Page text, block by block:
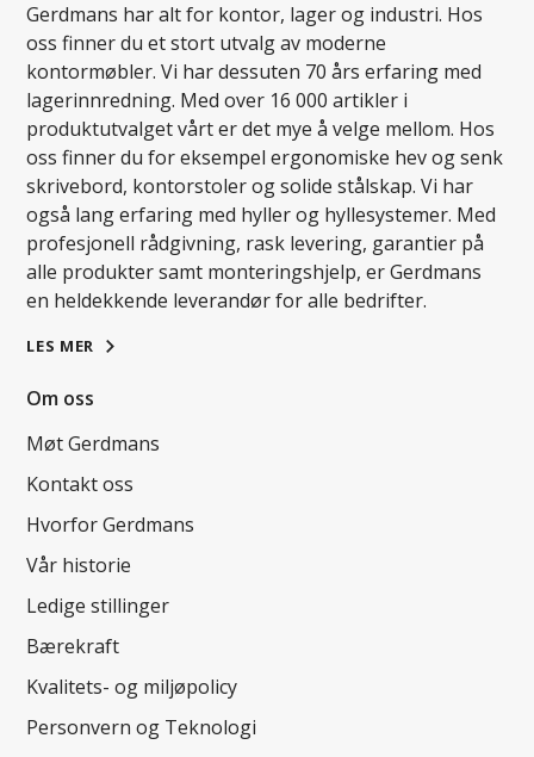
Gerdmans har alt for kontor, lager og industri. Hos
oss finner du et stort utvalg av moderne
kontormøbler. Vi har dessuten 70 års erfaring med
lagerinnredning. Med over 16 000 artikler i
produktutvalget vårt er det mye å velge mellom. Hos
oss finner du for eksempel ergonomiske hev og senk
skrivebord, kontorstoler og solide stålskap. Vi har
også lang erfaring med hyller og hyllesystemer. Med
profesjonell rådgivning, rask levering, garantier på
alle produkter samt monteringshjelp, er Gerdmans
en heldekkende leverandør for alle bedrifter.
LES MER
Om oss
Møt Gerdmans
Kontakt oss
Hvorfor Gerdmans
Vår historie
Ledige stillinger
Bærekraft
Kvalitets- og miljøpolicy
Personvern og Teknologi